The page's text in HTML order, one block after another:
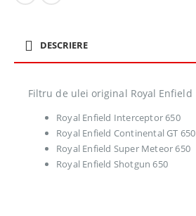
DESCRIERE
Filtru de ulei original Royal Enfield
Royal Enfield Interceptor 650
Royal Enfield Continental GT 650
Royal Enfield Super Meteor 650
Royal Enfield Shotgun 650